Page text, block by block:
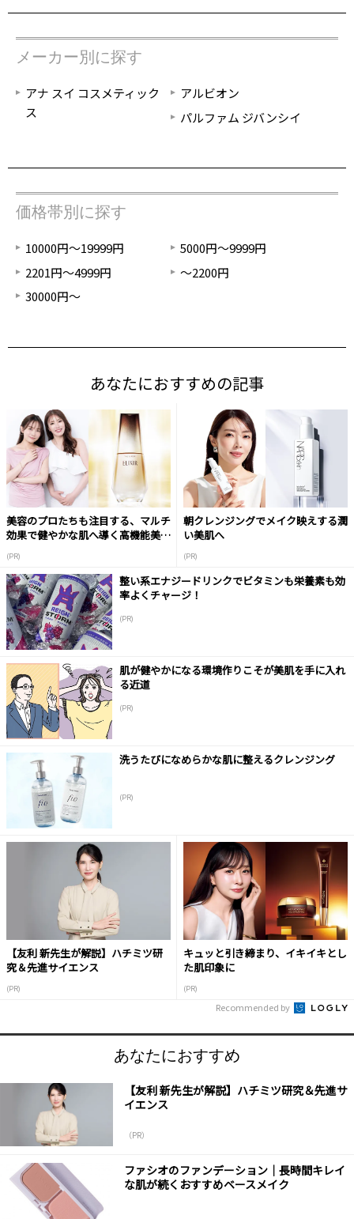
メーカー別に探す
アナ スイ コスメティック
ス
アルビオン
パルファム ジバンシイ
価格帯別に探す
10000円～19999円
5000円～9999円
2201円～4999円
～2200円
30000円～
あなたにおすすめの記事
美容のプロたちも注目する、マルチ
効果で健やかな肌へ導く高機能美容
(PR)
朝クレンジングでメイク映えする潤
い美肌へ
(PR)
整い系エナジードリンクでビタミンも栄養素も効
率よくチャージ！
(PR)
肌が健やかになる環境作りこそが美肌を手に入れ
る近道
(PR)
洗うたびになめらかな肌に整えるクレンジング
(PR)
【友利 新先生が解説】ハチミツ研
究＆先進サイエンス
(PR)
キュッと引き締まり、イキイキとし
た肌印象に
(PR)
Recommended by
あなたにおすすめ
【友利 新先生が解説】ハチミツ研究＆先進サ
イエンス
（PR）
ファシオのファンデーション｜長時間キレイ
な肌が続くおすすめベースメイク